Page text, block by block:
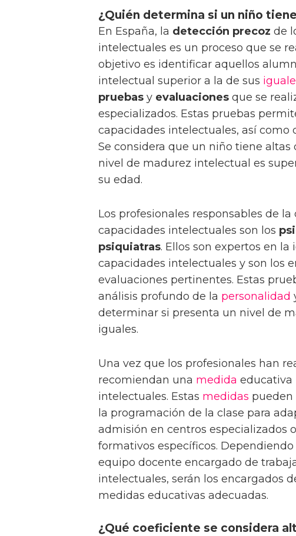
¿Quién determina si un niño
En España, la detección precoz de
intelectuales es un proceso que se
objetivo es identificar aquellos
intelectual superior a la de sus
pruebas y evaluaciones que se
especializados. Estas pruebas
capacidades intelectuales, así como
Se considera que un niño tiene
nivel de madurez intelectual es
su edad.
Los profesionales responsables de
capacidades intelectuales son los
psiquiatras. Ellos son expertos en
capacidades intelectuales y son los
evaluaciones pertinentes. Estas
análisis profundo de la personalidad
determinar si presenta un nivel de
iguales.
Una vez que los profesionales han
recomiendan una medida educativa
intelectuales. Estas medidas pueden
la programación de la clase para
admisión en centros especializados
formativos específicos.
equipo docente encargado de
intelectuales, serán los encargados
medidas educativas adecuadas.
¿Qué coeficiente se considera